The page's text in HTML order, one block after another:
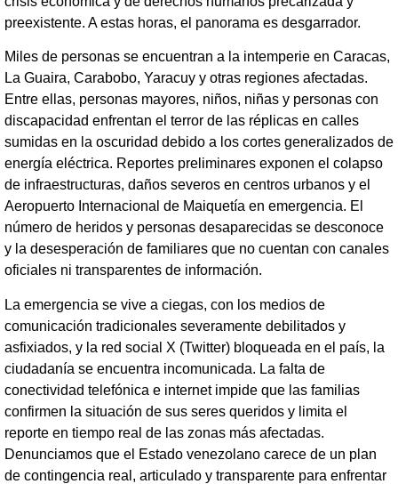
preexistente. A estas horas, el panorama es desgarrador.
Miles de personas se encuentran a la intemperie en Caracas,
La Guaira, Carabobo, Yaracuy y otras regiones afectadas.
Entre ellas, personas mayores, niños, niñas y personas con
discapacidad enfrentan el terror de las réplicas en calles
sumidas en la oscuridad debido a los cortes generalizados de
energía eléctrica. Reportes preliminares exponen el colapso
de infraestructuras, daños severos en centros urbanos y el
Aeropuerto Internacional de Maiquetía en emergencia. El
número de heridos y personas desaparecidas se desconoce
y la desesperación de familiares que no cuentan con canales
oficiales ni transparentes de información.
La emergencia se vive a ciegas, con los medios de
comunicación tradicionales severamente debilitados y
asfixiados, y la red social X (Twitter) bloqueada en el país, la
ciudadanía se encuentra incomunicada. La falta de
conectividad telefónica e internet impide que las familias
confirmen la situación de sus seres queridos y limita el
reporte en tiempo real de las zonas más afectadas.
Denunciamos que el Estado venezolano carece de un plan
de contingencia real, articulado y transparente para enfrentar